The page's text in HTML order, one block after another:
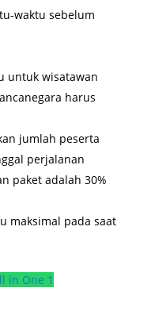
waktu sebelum
untuk wisatawan
harus
jumlah peserta
perjalanan
paket adalah 30%
maksimal pada saat
in One 1